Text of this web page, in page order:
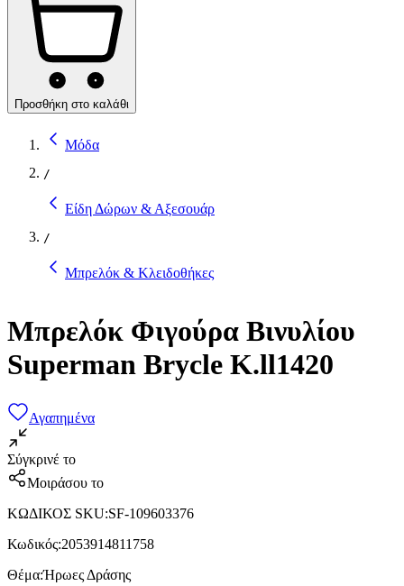
Προσθήκη στο καλάθι
Μόδα
/
Είδη Δώρων & Αξεσουάρ
/
Μπρελόκ & Κλειδοθήκες
Μπρελόκ Φιγούρα Βινυλίου
Superman Brycle Κ.ll1420
Αγαπημένα
Σύγκρινέ το
Μοιράσου το
ΚΩΔΙΚΟΣ SKU:SF-109603376
Κωδικός:2053914811758
Θέμα:Ήρωες Δράσης